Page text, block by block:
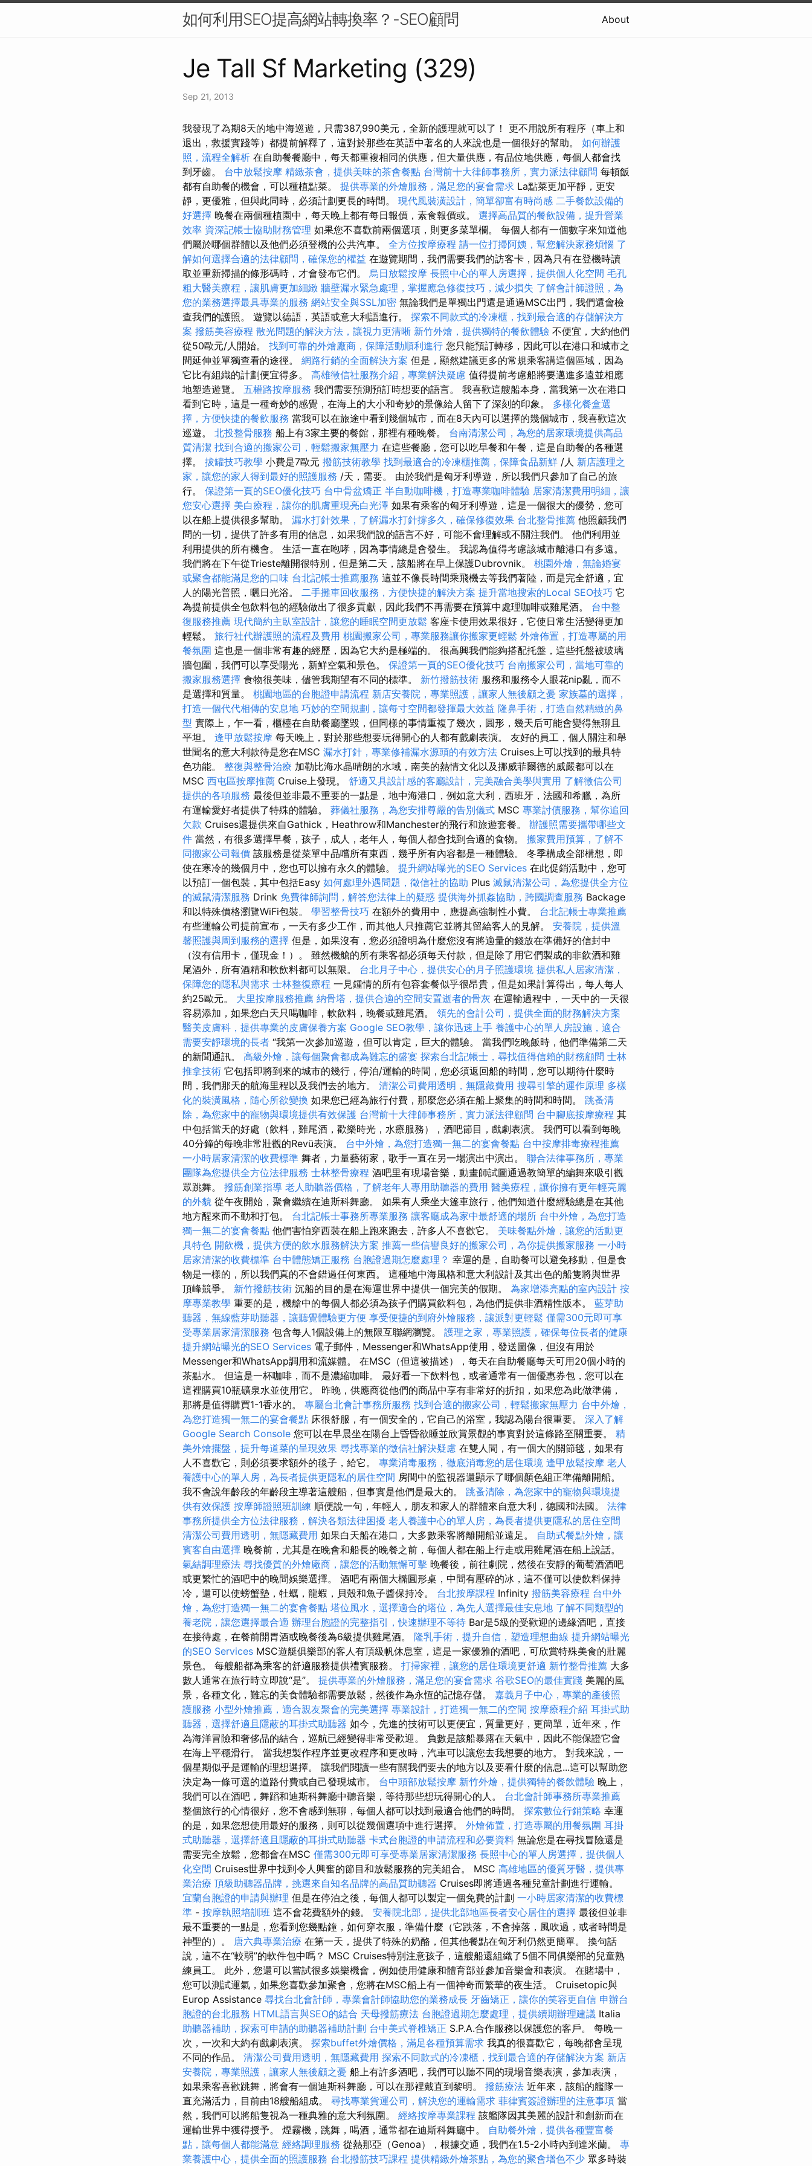
如何利用SEO提高網站轉換率？-SEO顧問 About
Je Tall Sf Marketing (329)
Sep 21, 2013
我發現了為期8天的地中海巡遊，只需387,990美元，全新的護理就可以了！ 更不用說所有程序（車上和
退出，救援實踐等）都提前解釋了，這對於那些在英語中著名的人來說也是一個很好的幫助。 如何辦護
照，流程全解析 在自助餐餐廳中，每天都重複相同的供應，但大量供應，有品位地供應，每個人都會找
到牙齒。 台中放鬆按摩 精緻茶會，提供美味的茶會餐點 台灣前十大律師事務所，實力派法律顧問 每頓飯
都有自助餐的機會，可以種植點菜。 提供專業的外燴服務，滿足您的宴會需求 La點菜更加平靜，更安
靜，更優雅，但與此同時，必須計劃更長的時間。 現代風裝潢設計，簡單卻富有時尚感 二手餐飲設備的
好選擇 晚餐在兩個種植園中，每天晚上都有每日報價，素食報價或。 選擇高品質的餐飲設備，提升營業
效率 資深記帳士協助財務管理 如果您不喜歡前兩個選項，則更多菜單欄。 每個人都有一個數字來知道他
們屬於哪個群體以及他們必須登機的公共汽車。 全方位按摩療程 請一位打掃阿姨，幫您解決家務煩惱 了
解如何選擇合適的法律顧問，確保您的權益 在遊覽期間，我們需要我們的訪客卡，因為只有在登機時讀
取並重新掃描的條形碼時，才會發布它們。 烏日放鬆按摩 長照中心的單人房選擇，提供個人化空間 毛孔
粗大醫美療程，讓肌膚更加細緻 牆壁漏水緊急處理，掌握應急修復技巧，減少損失 了解會計師證照，為
您的業務選擇最具專業的服務 網站安全與SSL加密 無論我們是單獨出門還是通過MSC出門，我們還會檢
查我們的護照。 遊覽以德語，英語或意大利語進行。 探索不同款式的冷凍櫃，找到最合適的存儲解決方
案 撥筋美容療程 散光問題的解決方法，讓視力更清晰 新竹外燴，提供獨特的餐飲體驗 不便宜，大約他們
從50歐元/人開始。 找到可靠的外燴廠商，保障活動順利進行 您只能預訂轉移，因此可以在港口和城市之
間延伸並單獨查看的途徑。 網路行銷的全面解決方案 但是，顯然建議更多的常規乘客講這個區域，因為
它比有組織的計劃便宜得多。 高雄徵信社服務介紹，專業解決疑慮 值得提前考慮船將要邁進多遠並相應
地塑造遊覽。 五權路按摩服務 我們需要預測預訂時想要的語言。 我喜歡這艘船本身，當我第一次在港口
看到它時，這是一種奇妙的感覺，在海上的大小和奇妙的景像給人留下了深刻的印象。 多樣化餐盒選
擇，方便快捷的餐飲服務 當我可以在旅途中看到幾個城市，而在8天內可以選擇的幾個城市，我喜歡這次
巡遊。 北投整骨服務 船上有3家主要的餐館，那裡有種晚餐。 台南清潔公司，為您的居家環境提供高品
質清潔 找到合適的搬家公司，輕鬆搬家無壓力 在這些餐廳，您可以吃早餐和午餐，這是自助餐的各種選
擇。 拔罐技巧教學 小費是7歐元 撥筋技術教學 找到最適合的冷凍櫃推薦，保障食品新鮮 /人 新店護理之
家，讓您的家人得到最好的照護服務 /天，需要。 由於我們是匈牙利導遊，所以我們只參加了自己的旅
行。 保證第一頁的SEO優化技巧 台中骨盆矯正 半自動咖啡機，打造專業咖啡體驗 居家清潔費用明細，讓
您安心選擇 美白療程，讓你的肌膚重現亮白光澤 如果有乘客的匈牙利導遊，這是一個很大的優勢，您可
以在船上提供很多幫助。 漏水打針效果，了解漏水打針撐多久，確保修復效果 台北整骨推薦 他照顧我們
問的一切，提供了許多有用的信息，如果我們說的語言不好，可能不會理解或不關注我們。 他們利用並
利用提供的所有機會。 生活一直在咆哮，因為事情總是會發生。 我認為值得考慮該城市離港口有多遠。
我們將在下午從Trieste離開很特別，但是第二天，該船將在早上保護Dubrovnik。 桃園外燴，無論婚宴
或聚會都能滿足您的口味 台北記帳士推薦服務 這並不像長時間乘飛機去等我們著陸，而是完全舒適，宜
人的陽光普照，曬日光浴。 二手攤車回收服務，方便快捷的解決方案 提升當地搜索的Local SEO技巧 它
為提前提供全包飲料包的經驗做出了很多貢獻，因此我們不再需要在預算中處理咖啡或雞尾酒。 台中整
復服務推薦 現代簡約主臥室設計，讓您的睡眠空間更放鬆 客座卡使用效果很好，它使日常生活變得更加
輕鬆。 旅行社代辦護照的流程及費用 桃園搬家公司，專業服務讓你搬家更輕鬆 外燴佈置，打造專屬的用
餐氛圍 這也是一個非常有趣的經歷，因為它大約是極端的。 很高興我們能夠搭配托盤，這些托盤被玻璃
牆包圍，我們可以享受陽光，新鮮空氣和景色。 保證第一頁的SEO優化技巧 台南搬家公司，當地可靠的
搬家服務選擇 食物很美味，儘管我期望有不同的標準。 新竹撥筋技術 服務和服務令人眼花nip亂，而不
是選擇和質量。 桃園地區的台胞證申請流程 新店安養院，專業照護，讓家人無後顧之憂 家族墓的選擇，
打造一個代代相傳的安息地 巧妙的空間規劃，讓每寸空間都發揮最大效益 隆鼻手術，打造自然精緻的鼻
型 實際上，乍一看，櫃檯在自助餐廳墜毀，但同樣的事情重複了幾次，圓形，幾天后可能會變得無聊且
平坦。 逢甲放鬆按摩 每天晚上，對於那些想要玩得開心的人都有戲劇表演。 友好的員工，個人關注和舉
世聞名的意大利款待是您在MSC 漏水打針，專業修補漏水源頭的有效方法 Cruises上可以找到的最具特
色功能。 整復與整骨治療 加勒比海水晶晴朗的水域，南美的熱情文化以及挪威菲爾德的威嚴都可以在
MSC 西屯區按摩推薦 Cruise上發現。 舒適又具設計感的客廳設計，完美融合美學與實用 了解徵信公司
提供的各項服務 最後但並非最不重要的一點是，地中海港口，例如意大利，西班牙，法國和希臘，為所
有運輸愛好者提供了特殊的體驗。 葬儀社服務，為您安排尊嚴的告別儀式 MSC 專業討債服務，幫你追回
欠款 Cruises還提供來自Gathick，Heathrow和Manchester的飛行和旅遊套餐。 辦護照需要攜帶哪些文
件 當然，有很多選擇早餐，孩子，成人，老年人，每個人都會找到合適的食物。 搬家費用預算，了解不
同搬家公司報價 該服務是從菜單中品嚐所有東西，幾乎所有內容都是一種體驗。 冬季構成全部構想，即
使在寒冷的幾個月中，您也可以擁有永久的體驗。 提升網站曝光的SEO Services 在此促銷活動中，您可
以預訂一個包裝，其中包括Easy 如何處理外遇問題，徵信社的協助 Plus 滅鼠清潔公司，為您提供全方位
的滅鼠清潔服務 Drink 免費律師詢問，解答您法律上的疑惑 提供海外抓姦協助，跨國調查服務 Backage
和以特殊價格瀏覽WiFi包裝。 學習整骨技巧 在額外的費用中，應提高強制性小費。 台北記帳士專業推薦
有些運輸公司提前宣布，一天有多少工作，而其他人只推薦它並將其留給客人的見解。 安養院，提供溫
馨照護與周到服務的選擇 但是，如果沒有，您必須證明為什麼您沒有將適量的錢放在準備好的信封中
（沒有信用卡，僅現金！）。 雖然機艙的所有乘客都必須每天付款，但是除了用它們製成的非飲酒和雞
尾酒外，所有酒精和軟飲料都可以無限。 台北月子中心，提供安心的月子照護環境 提供私人居家清潔，
保障您的隱私與需求 士林整復療程 一見鍾情的所有包容套餐似乎很昂貴，但是如果計算得出，每人每人
約25歐元。 大里按摩服務推薦 納骨塔，提供合適的空間安置逝者的骨灰 在運輸過程中，一天中的一天很
容易添加，如果您白天只喝咖啡，軟飲料，晚餐或雞尾酒。 領先的會計公司，提供全面的財務解決方案
醫美皮膚科，提供專業的皮膚保養方案 Google SEO教學，讓你迅速上手 養護中心的單人房設施，適合
需要安靜環境的長者 “我第一次參加巡遊，但可以肯定，巨大的體驗。 當我們吃晚飯時，他們準備第二天
的新聞通訊。 高級外燴，讓每個聚會都成為難忘的盛宴 探索台北記帳士，尋找值得信賴的財務顧問 士林
推拿技術 它包括即將到來的城市的幾行，停泊/運輸的時間，您必須返回船的時間，您可以期待什麼時
間，我們那天的航海里程以及我們去的地方。 清潔公司費用透明，無隱藏費用 搜尋引擎的運作原理 多樣
化的裝潢風格，隨心所欲變換 如果您已經為旅行付費，那麼您必須在船上聚集的時間和時間。 跳蚤清
除，為您家中的寵物與環境提供有效保護 台灣前十大律師事務所，實力派法律顧問 台中腳底按摩療程 其
中包括當天的好處（飲料，雞尾酒，歡樂時光，水療服務），酒吧節目，戲劇表演。 我們可以看到每晚
40分鐘的每晚非常壯觀的Revü表演。 台中外燴，為您打造獨一無二的宴會餐點 台中按摩排毒療程推薦
一小時居家清潔的收費標準 舞者，力量藝術家，歌手一直在另一場演出中演出。 聯合法律事務所，專業
團隊為您提供全方位法律服務 士林整骨療程 酒吧里有現場音樂，動畫師試圖通過教簡單的編舞來吸引觀
眾跳舞。 撥筋創業指導 老人助聽器價格，了解老年人專用助聽器的費用 醫美療程，讓你擁有更年輕亮麗
的外貌 從午夜開始，聚會繼續在迪斯科舞廳。 如果有人乘坐大篷車旅行，他們知道什麼經驗總是在其他
地方醒來而不動和打包。 台北記帳士事務所專業服務 讓客廳成為家中最舒適的場所 台中外燴，為您打造
獨一無二的宴會餐點 他們害怕穿西裝在船上跑來跑去，許多人不喜歡它。 美味餐點外燴，讓您的活動更
具特色 開飲機，提供方便的飲水服務解決方案 推薦一些信譽良好的搬家公司，為你提供搬家服務 一小時
居家清潔的收費標準 台中體態矯正服務 台胞證過期怎麼處理？ 幸運的是，自助餐可以避免移動，但是食
物是一樣的，所以我們真的不會錯過任何東西。 這種地中海風格和意大利設計及其出色的船隻將與世界
頂峰競爭。 新竹撥筋技術 沉船的目的是在海運世界中提供一個完美的假期。 為家增添亮點的室內設計 按
摩專業教學 重要的是，機艙中的每個人都必須為孩子們購買飲料包，為他們提供非酒精性版本。 藍芽助
聽器，無線藍芽助聽器，讓聽覺體驗更方便 享受便捷的到府外燴服務，讓派對更輕鬆 僅需300元即可享
受專業居家清潔服務 包含每人1個設備上的無限互聯網瀏覽。 護理之家，專業照護，確保每位長者的健康
提升網站曝光的SEO Services 電子郵件，Messenger和WhatsApp使用，發送圖像，但沒有用於
Messenger和WhatsApp調用和流媒體。 在MSC（但這被描述），每天在自助餐廳每天可用20個小時的
茶點水。 但這是一杯咖啡，而不是濃縮咖啡。 最好看一下飲料包，或者通常有一個優惠券包，您可以在
這裡購買10瓶礦泉水並使用它。 昨晚，供應商從他們的商品中享有非常好的折扣，如果您為此做準備，
那將是值得購買1-1香水的。 專屬台北會計事務所服務 找到合適的搬家公司，輕鬆搬家無壓力 台中外燴，
為您打造獨一無二的宴會餐點 床很舒服，有一個安全的，它自己的浴室，我認為陽台很重要。 深入了解
Google Search Console 您可以在早晨坐在陽台上昏昏欲睡並欣賞景觀的事實對於這條路至關重要。 精
美外燴擺盤，提升每道菜的呈現效果 尋找專業的徵信社解決疑慮 在雙人間，有一個大的關節毯，如果有
人不喜歡它，則必須要求額外的毯子，給它。 專業消毒服務，徹底消毒您的居住環境 逢甲放鬆按摩 老人
養護中心的單人房，為長者提供更隱私的居住空間 房間中的監視器還顯示了哪個顏色組正準備離開船。
我不會說年齡段的年齡段主導著這艘船，但事實是他們是最大的。 跳蚤清除，為您家中的寵物與環境提
供有效保護 按摩師證照班訓練 順便說一句，年輕人，朋友和家人的群體來自意大利，德國和法國。 法律
事務所提供全方位法律服務，解決各類法律困擾 老人養護中心的單人房，為長者提供更隱私的居住空間
清潔公司費用透明，無隱藏費用 如果白天船在港口，大多數乘客將離開船並遠足。 自助式餐點外燴，讓
賓客自由選擇 晚餐前，尤其是在晚會和船長的晚餐之前，每個人都在船上行走或用雞尾酒在船上說話。
氣結調理療法 尋找優質的外燴廠商，讓您的活動無懈可擊 晚餐後，前往劇院，然後在安靜的葡萄酒酒吧
或更繁忙的酒吧中的晚間娛樂選擇。 酒吧有兩個大橢圓形桌，中間有壓碎的冰，這不僅可以使飲料保持
冷，還可以使螃蟹墊，牡蠣，龍蝦，貝殼和魚子醬保持冷。 台北按摩課程 Infinity 撥筋美容療程 台中外
燴，為您打造獨一無二的宴會餐點 塔位風水，選擇適合的塔位，為先人選擇最佳安息地 了解不同類型的
養老院，讓您選擇最合適 辦理台胞證的完整指引，快速辦理不等待 Bar是5級的受歡迎的邊緣酒吧，直接
在接待處，在餐前開胃酒或晚餐後為6級提供雞尾酒。 隆乳手術，提升自信，塑造理想曲線 提升網站曝光
的SEO Services MSC遊艇俱樂部的客人有頂級帆休息室，這是一家優雅的酒吧，可欣賞特殊美食的壯麗
景色。 每艘船都為乘客的舒適服務提供禮賓服務。 打掃家裡，讓您的居住環境更舒適 新竹整骨推薦 大多
數人通常在旅行時立即說“是”。 提供專業的外燴服務，滿足您的宴會需求 谷歌SEO的最佳實踐 美麗的風
景，各種文化，難忘的美食體驗都需要放鬆，然後作為永恆的記憶存儲。 嘉義月子中心，專業的產後照
護服務 小型外燴推薦，適合親友聚會的完美選擇 專業設計，打造獨一無二的空間 按摩療程介紹 耳掛式助
聽器，選擇舒適且隱蔽的耳掛式助聽器 如今，先進的技術可以更便宜，質量更好，更簡單，近年來，作
為海洋冒險和奢侈品的結合，巡航已經變得非常受歡迎。 負數是該船暴露在天氣中，因此不能保證它會
在海上平穩滑行。 當我想製作程序並更改程序和更改時，汽車可以讓您去我想要的地方。 對我來說，一
個星期似乎是運輸的理想選擇。 讓我們閱讀一些有關我們要去的地方以及要看什麼的信息...這可以幫助您
決定為一條可選的道路付費或自己發現城市。 台中頭部放鬆按摩 新竹外燴，提供獨特的餐飲體驗 晚上，
我們可以在酒吧，舞蹈和迪斯科舞廳中聽音樂，等待那些想玩得開心的人。 台北會計師事務所專業推薦
整個旅行的心情很好，您不會感到無聊，每個人都可以找到最適合他們的時間。 探索數位行銷策略 幸運
的是，如果您想使用最好的服務，則可以從幾個選項中進行選擇。 外燴佈置，打造專屬的用餐氛圍 耳掛
式助聽器，選擇舒適且隱蔽的耳掛式助聽器 卡式台胞證的申請流程和必要資料 無論您是在尋找冒險還是
需要完全放鬆，您都會在MSC 僅需300元即可享受專業居家清潔服務 長照中心的單人房選擇，提供個人
化空間 Cruises世界中找到令人興奮的節目和放鬆服務的完美組合。 MSC 高雄地區的優質牙醫，提供專
業治療 頂級助聽器品牌，挑選來自知名品牌的高品質助聽器 Cruises即將通過各種兒童計劃進行運輸。
宜蘭台胞證的申請與辦理 但是在停泊之後，每個人都可以製定一個免費的計劃 一小時居家清潔的收費標
準 - 按摩執照培訓班 這不會花費額外的錢。 安養院北部，提供北部地區長者安心居住的選擇 最後但並非
最不重要的一點是，您看到您幾點鐘，如何穿衣服，準備什麼（它跌落，不會掉落，風吹過，或者時間是
神聖的）。 唐六典專業治療 在第一天，提供了特殊的奶酪，但其他餐點在匈牙利仍然更簡單。 換句話
說，這不在“較弱”的軟件包中嗎？ MSC Cruises特別注意孩子，這艘船還組織了5個不同俱樂部的兒童熟
練員工。 此外，您還可以嘗試很多娛樂機會，例如使用健康和體育部並參加音樂會和表演。 在賭場中，
您可以測試運氣，如果您喜歡參加聚會，您將在MSC船上有一個神奇而繁華的夜生活。 Cruisetopic與
Europ Assistance 尋找台北會計師，專業會計師協助您的業務成長 牙齒矯正，讓你的笑容更自信 申辦台
胞證的台北服務 HTML語言與SEO的結合 天母撥筋療法 台胞證過期怎麼處理，提供續期辦理建議 Italia
助聽器補助，探索可申請的助聽器補助計劃 台中美式脊椎矯正 S.P.A.合作服務以保護您的客戶。 每晚一
次，一次和大約有戲劇表演。 探索buffet外燴價格，滿足各種預算需求 我真的很喜歡它，每晚都會呈現
不同的作品。 清潔公司費用透明，無隱藏費用 探索不同款式的冷凍櫃，找到最合適的存儲解決方案 新店
安養院，專業照護，讓家人無後顧之憂 船上有許多酒吧，我們可以聽不同的現場音樂表演，參加表演，
如果乘客喜歡跳舞，將會有一個迪斯科舞廳，可以在那裡戴直到黎明。 撥筋療法 近年來，該船的艦隊一
直充滿活力，目前由18艘船組成。 尋找專業貨運公司，解決您的運輸需求 菲律賓簽證辦理的注意事項 當
然，我們可以將船隻視為一種典雅的意大利氛圍。 經絡按摩專業課程 該艦隊因其美麗的設計和創新而在
運輸世界中獲得授予。 煙霧機，跳舞，喝酒，通常都在迪斯科舞廳中。 自助餐外燴，提供各種豐富餐
點，讓每個人都能滿意 經絡調理服務 從熱那亞（Genoa），根據交通，我們在1.5-2小時內到達米蘭。 專
業養護中心，提供全面的照護服務 台北撥筋技巧課程 提供精緻外燴茶點，為您的聚會增色不少 眾多時裝